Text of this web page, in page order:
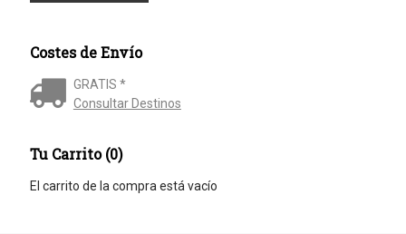
Costes de Envío
GRATIS *
Consultar Destinos
Tu Carrito (0)
El carrito de la compra está vacío